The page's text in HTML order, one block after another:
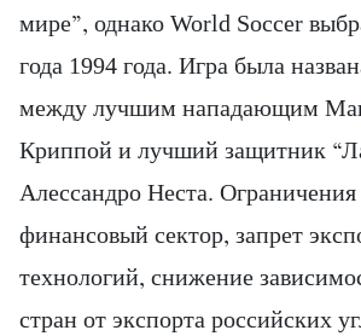
мире”, однако World Soccer
года 1994 года. Игра была
между лучшим нападающим
Криппой и лучший защитник
Алессандро Неста.
финансовый сектор, запрет
технологий, снижение
стран от экспорта российских